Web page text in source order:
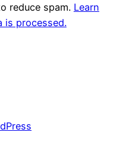
reduce spam. Learn
is processed.